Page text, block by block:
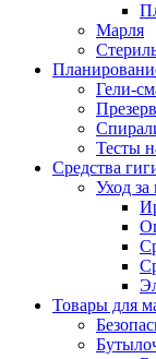
Марля
Гели-
Тесты
Средства
Уход за
Товары для